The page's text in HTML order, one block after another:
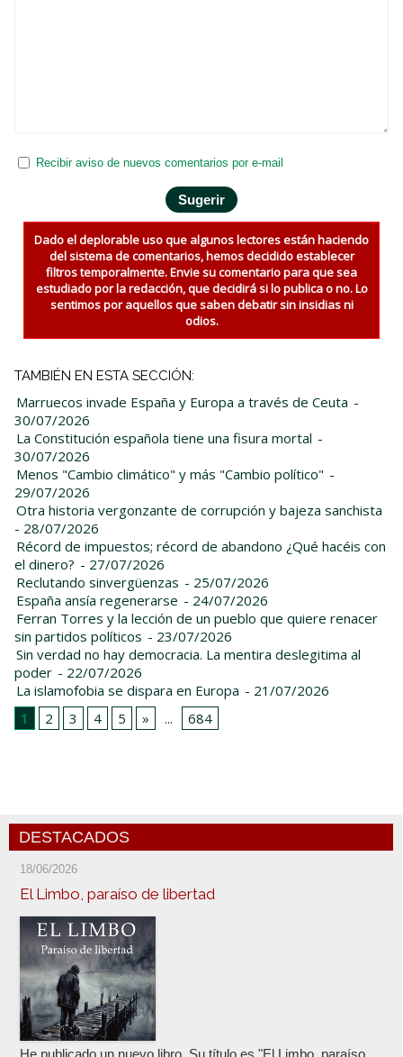
Recibir aviso de nuevos comentarios por e-mail
Dado el deplorable uso que algunos lectores están haciendo
del sistema de comentarios, hemos decidido establecer
filtros temporalmente. Envie su comentario para que sea
estudiado por la redacción, que decidirá si lo publica o no. Lo
sentimos por aquellos que saben debatir sin insidias ni
odios.
TAMBIÉN EN ESTA SECCIÓN:
Marruecos invade España y Europa a través de Ceuta -
30/07/2026
La Constitución española tiene una fisura mortal -
30/07/2026
Menos "Cambio climático" y más "Cambio político" -
29/07/2026
Otra historia vergonzante de corrupción y bajeza sanchista
- 28/07/2026
Récord de impuestos; récord de abandono ¿Qué hacéis con
el dinero? - 27/07/2026
Reclutando sinvergüenzas - 25/07/2026
España ansía regenerarse - 24/07/2026
Ferran Torres y la lección de un pueblo que quiere renacer
sin partidos políticos - 23/07/2026
Sin verdad no hay democracia. La mentira deslegitima al
poder - 22/07/2026
La islamofobia se dispara en Europa - 21/07/2026
1
2 3 4 5 » ... 684
DESTACADOS
18/06/2026
El Limbo, paraíso de libertad
He publicado un nuevo libro. Su título es "El Limbo, paraíso